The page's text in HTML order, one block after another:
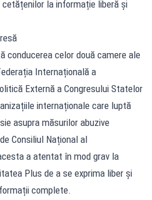
la informație liberă și
conducerea celor două camere ale
Internațională a
Externă a Congresului Statelor
internaționale care luptă
asupra măsurilor abuzive
Consiliul Național al
a atentat în mod grav la
Plus de a se exprima liber și
complete.